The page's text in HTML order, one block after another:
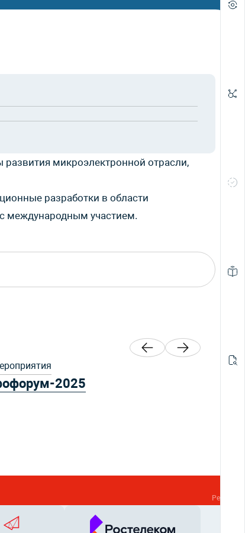
микроэлектронной отрасли,
разработки в области
международным участием.
2025
Реклама